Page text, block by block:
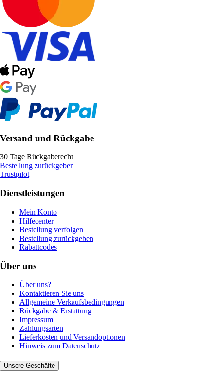
Versand und Rückgabe
30 Tage Rückgaberecht
Bestellung zurückgeben
Trustpilot
Dienstleistungen
Mein Konto
Hilfecenter
Bestellung verfolgen
Bestellung zurückgeben
Rabattcodes
Über uns
Über uns?
Kontaktieren Sie uns
Allgemeine Verkaufsbedingungen
Rückgabe & Erstattung
Impressum
Zahlungsarten
Lieferkosten und Versandoptionen
Hinweis zum Datenschutz
Unsere Geschäfte